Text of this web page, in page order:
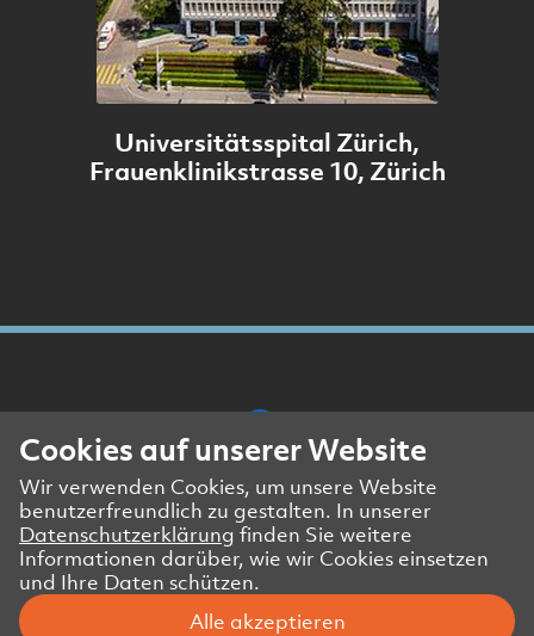
Universitätsspital Zürich,
Frauenklinikstrasse 10, Zürich
Presse- und Medienkontakt
Impressum
Datenschutzerklärung Website
Datenschutzerklärung Geschäftspartner
Cookies auf unserer Website
Wir verwenden Cookies, um unsere Website
benutzerfreundlich zu gestalten. In unserer
Datenschutzerklärung finden Sie weitere
Informationen darüber, wie wir Cookies einsetzen
und Ihre Daten schützen.
Alle akzeptieren